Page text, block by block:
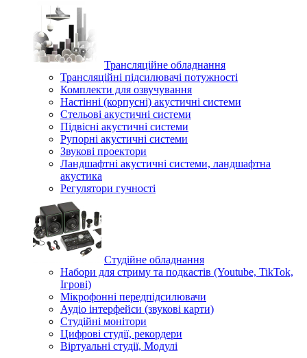
Трансляційне обладнання
Трансляційні підсилювачі потужності
Комплекти для озвучування
Настінні (корпусні) акустичні системи
Стельові акустичні системи
Підвісні акустичні системи
Рупорні акустичні системи
Звукові проектори
Ландшафтні акустичні системи, ландшафтна
акустика
Регулятори гучності
Студійне обладнання
Набори для стриму та подкастів (Youtube, TikTok,
Ігрові)
Мікрофонні передпідсилювачи
Аудіо інтерфейси (звукові карти)
Студійні монітори
Цифрові студії, рекордери
Віртуальні студії, Модулі